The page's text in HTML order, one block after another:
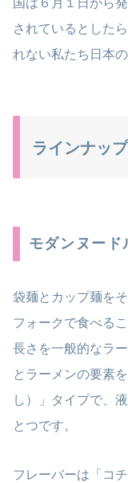
されているとした
れない私たち日本
ラインナッ
モダンヌード
袋麺とカップ麺を
フォークで食べる
長さを一般的なラ
とラーメンの要素
し）」タイプで、
とつです。
フレーバーは「コ